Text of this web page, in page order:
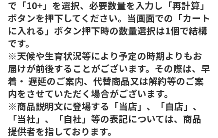
で「10+」を選択、必要数量を入力し「再計算」
ボタンを押下してください。当画面での「カート
に入れる」ボタン押下時の数量選択は1個で結構
です。
※天候や生育状況等により予定の時期よりもお
届けが前後することがございます。その際は、早
着・ 遅延のご案内、代替商品又は解約等のご案
内をさせていただく場合がございます。
※商品説明文に登場する「当店」、「自店」、
「当社」、「自社」等の表記については、商品
提供者を指しております。